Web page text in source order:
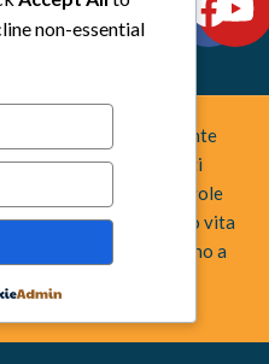
creativo indipendente
da tavolo e fumetti
che uniscono regole
identità artistica, dando vita
la mente e invitano a
non-essential